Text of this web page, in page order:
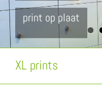
print op plaat
XL prints